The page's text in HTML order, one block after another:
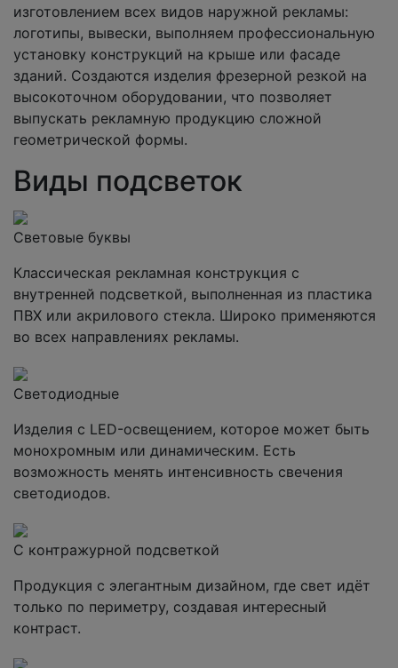
изготовлением всех видов наружной рекламы:
логотипы, вывески, выполняем профессиональную
установку конструкций на крыше или фасаде
зданий. Создаются изделия фрезерной резкой на
высокоточном оборудовании, что позволяет
выпускать рекламную продукцию сложной
геометрической формы.
Виды подсветок
Световые буквы
Классическая рекламная конструкция с
внутренней подсветкой, выполненная из пластика
ПВХ или акрилового стекла. Широко применяются
во всех направлениях рекламы.
Светодиодные
Изделия с LED-освещением, которое может быть
монохромным или динамическим. Есть
возможность менять интенсивность свечения
светодиодов.
С контражурной подсветкой
Продукция с элегантным дизайном, где свет идёт
только по периметру, создавая интересный
контраст.